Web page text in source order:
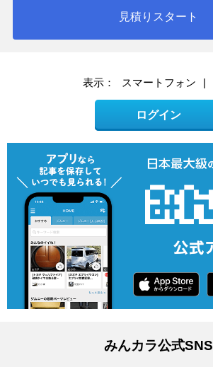
見積りスタート
表示： スマートフォン |
ログイン
みんカラ公式SNS